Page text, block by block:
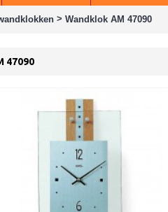
> Wandklok AM 47090
47090